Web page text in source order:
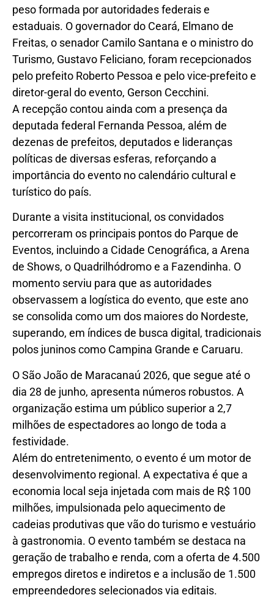
peso formada por autoridades federais e
estaduais. O governador do Ceará, Elmano de
Freitas, o senador Camilo Santana e o ministro do
Turismo, Gustavo Feliciano, foram recepcionados
pelo prefeito Roberto Pessoa e pelo vice-prefeito e
diretor-geral do evento, Gerson Cecchini.
A recepção contou ainda com a presença da
deputada federal Fernanda Pessoa, além de
dezenas de prefeitos, deputados e lideranças
políticas de diversas esferas, reforçando a
importância do evento no calendário cultural e
turístico do país.
Durante a visita institucional, os convidados
percorreram os principais pontos do Parque de
Eventos, incluindo a Cidade Cenográfica, a Arena
de Shows, o Quadrilhódromo e a Fazendinha. O
momento serviu para que as autoridades
observassem a logística do evento, que este ano
se consolida como um dos maiores do Nordeste,
superando, em índices de busca digital, tradicionais
polos juninos como Campina Grande e Caruaru.
O São João de Maracanaú 2026, que segue até o
dia 28 de junho, apresenta números robustos. A
organização estima um público superior a 2,7
milhões de espectadores ao longo de toda a
festividade.
Além do entretenimento, o evento é um motor de
desenvolvimento regional. A expectativa é que a
economia local seja injetada com mais de R$ 100
milhões, impulsionada pelo aquecimento de
cadeias produtivas que vão do turismo e vestuário
à gastronomia. O evento também se destaca na
geração de trabalho e renda, com a oferta de 4.500
empregos diretos e indiretos e a inclusão de 1.500
empreendedores selecionados via editais.